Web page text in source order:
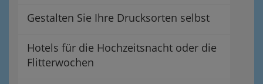
Gestalten Sie Ihre Drucksorten selbst
Hotels für die Hochzeitsnacht oder die
Flitterwochen